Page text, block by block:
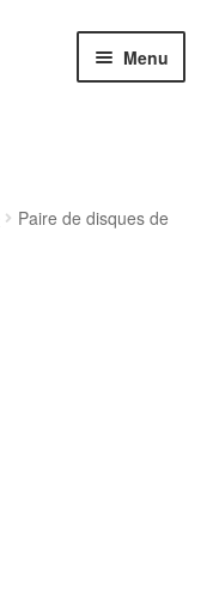
Menu
Paire de disques de